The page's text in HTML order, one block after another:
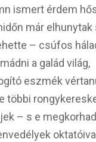
ismert érdem
már elhunytak
– csúfos
a galád világ,
eszmék
többi
– s e
oktatóival